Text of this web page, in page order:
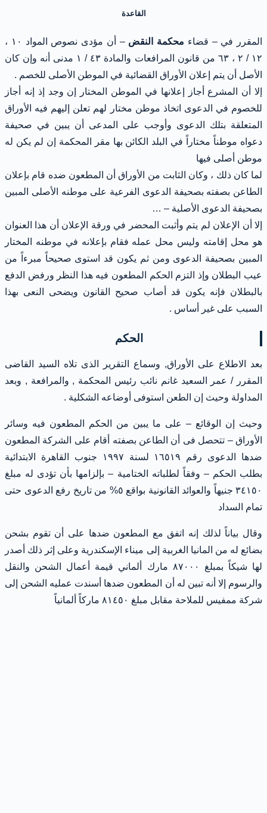
القاعدة
المقرر في – قضاء محكمة النقض
– أن مؤدى نصوص المواد ١٠ ،
١٢ / ٢ ، ٦٣ من قانون المرافعات والمادة ٤٣ / ١ مدنى أنه وإن كان
الأصل أن يتم إعلان الأوراق القضائية في الموطن الأصلى للخصم .
إلا أن المشرع أجاز إعلانها في الموطن المختار إن وجد إذ إنه أجاز
للخصوم في الدعوى اتخاذ موطن مختار لهم تعلن إليهم فيه الأوراق
المتعلقة بتلك الدعوى وأوجب على المدعى أن يبين في صحيفة
دعواه موطناً مختاراً في البلد الكائن بها مقر المحكمة إن لم يكن له
موطن أصلى فيها
لما كان ذلك ، وكان الثابت من الأوراق أن المطعون ضده قام بإعلان
الطاعن بصفته بصحيفة الدعوى الفرعية على موطنه الأصلى المبين
بصحيفة الدعوى الأصلية – …
إلا أن الإعلان لم يتم وأثبت المحضر في ورقة الإعلان أن هذا العنوان
هو محل إقامته وليس محل عمله فقام بإعلانه في موطنه المختار
المبين بصحيفة الدعوى ومن ثم يكون قد استوى صحيحاً مبرءاً من
عيب البطلان وإذ التزم الحكم المطعون فيه هذا النظر ورفض الدفع
بالبطلان فإنه يكون قد أصاب صحيح القانون ويضحى النعى بهذا
السبب على غير أساس .
الحكم
بعد الاطلاع على الأوراق, وسماع التقرير الذى تلاه السيد القاضى
المقرر / عمر السعيد غانم نائب رئيس المحكمة , والمرافعة , وبعد
المداولة وحيث إن الطعن استوفى أوضاعه الشكلية .
وحيث إن الوقائع – على ما يبين من الحكم المطعون فيه وسائر
الأوراق – تتحصل فى أن الطاعن بصفته أقام على الشركة المطعون
ضدها الدعوى رقم ١٦٥١٩ لسنة ١٩٩٧ جنوب القاهرة الابتدائية
بطلب الحكم – وفقاً لطلباته الختامية – بإلزامها بأن تؤدى له مبلغ
٣٤١٥٠ جنيهاً والعوائد القانونية بواقع ٥% من تاريخ رفع الدعوى حتى
تمام السداد
وقال بياناً لذلك إنه اتفق مع المطعون ضدها على أن تقوم بشحن
بضائع له من المانيا الغربية إلى ميناء الإسكندرية وعلى إثر ذلك أصدر
لها شيكاً بمبلغ ٨٧٠٠٠ مارك ألماني قيمة أعمال الشحن والنقل
والرسوم إلا أنه تبين له أن المطعون ضدها أسندت عمليه الشحن إلى
شركة ممفيس للملاحة مقابل مبلغ ٨١٤٥٠ ماركاً ألمانياً